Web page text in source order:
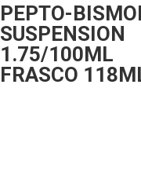
PEPTO-
SUSPENSION
1.75/100ML
FRASCO